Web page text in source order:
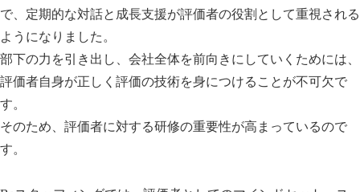
で、定期的な対話と成長支援が評価者の役割として重視される
ようになりました。
部下の力を引き出し、会社全体を前向きにしていくためには、
評価者自身が正しく評価の技術を身につけることが不可欠で
す。
そのため、評価者に対する研修の重要性が高まっているので
す。